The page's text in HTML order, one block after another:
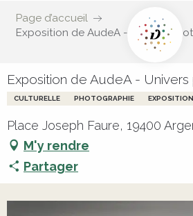
Page d’accueil
Exposition de AudeA - Univers
Exposition de AudeA -
CULTURELLE PHOTOGRAPHIE EXPOSITION
Place Joseph Faure, 19400
M'y rendre
Partager